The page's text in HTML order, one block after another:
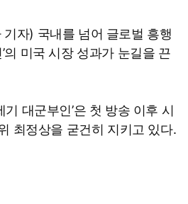
자) 국내를 넘어 글로벌 흥행
의 미국 시장 성과가 눈길을 끈
기 대군부인’은 첫 방송 이후 시
최정상을 굳건히 지키고 있다.